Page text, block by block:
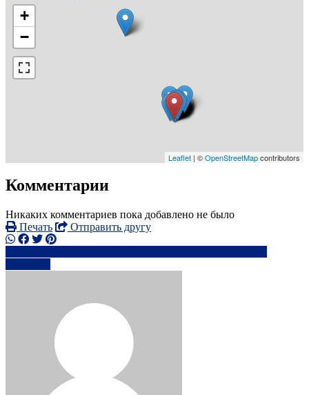
+
−
Leaflet | ©OpenStreetMapcontributors
Комментарии
Никаких комментариев пока добавлено не было
Печать
Отправить другу